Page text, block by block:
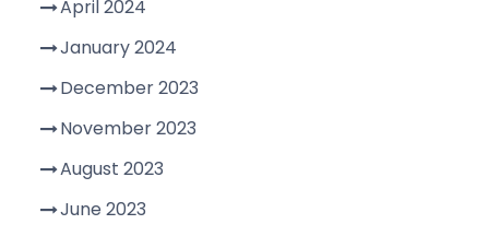
April 2024
January 2024
December 2023
November 2023
August 2023
June 2023